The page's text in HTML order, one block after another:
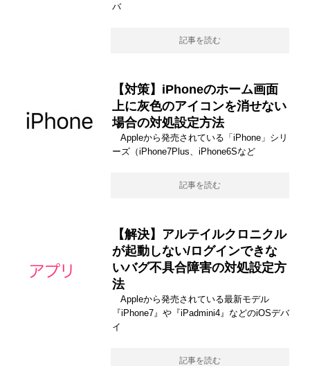
バ
記事を読む
【対策】iPhoneのホーム画面
上に灰色のアイコンを消せない
場合の対処設定方法
Appleから発売されている「iPhone」シリ
ーズ（iPhone7Plus、iPhone6Sなど
記事を読む
【解決】アルテイルクロニクル
が起動しない/ログインできな
いバグ不具合障害の対処設定方
法
Appleから発売されている最新モデル
『iPhone7』や『iPadmini4』などのiOSデバ
イ
記事を読む